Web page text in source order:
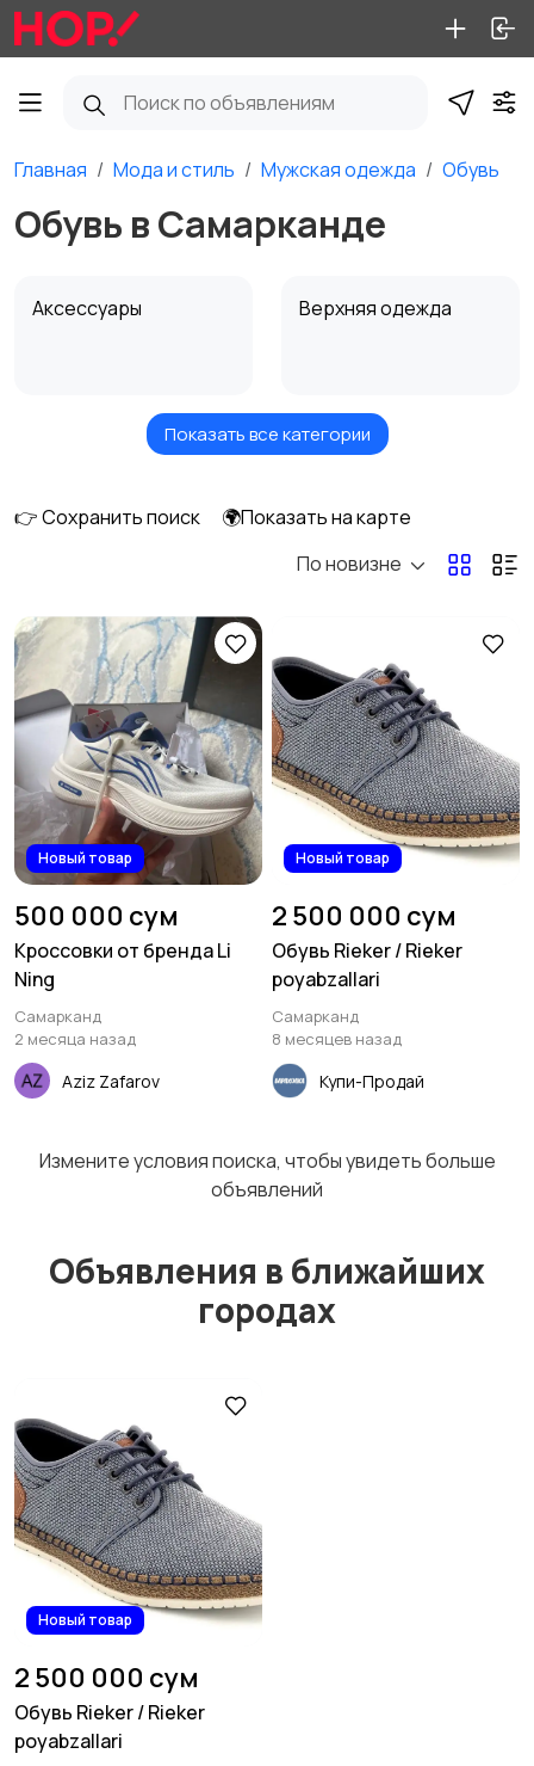
Главная Мода и стиль Мужская одежда Обувь
Обувь в Самарканде
Аксессуары Верхняя одежда
Брюки и шорты Головные уборы
Нижнее белье Обувь2
Пиджаки и костюмы Рубашки
Свитеры и толстовки Спецодежда
Другое
Показать все категории
👉 Сохранить поиск
🌍Показать на карте
По новизне
Новый товар
500 000 сум
Кроссовки от бренда Li
Ning
Самарканд
2 месяца назад
Aziz Zafarov
Новый товар
2 500 000 сум
Обувь Rieker / Rieker
poyabzallari
Самарканд
8 месяцев назад
Купи-Продай
Измените условия поиска, чтобы увидеть больше
объявлений
Объявления в ближайших
городах
Новый товар
2 500 000 сум
Обувь Rieker / Rieker
poyabzallari